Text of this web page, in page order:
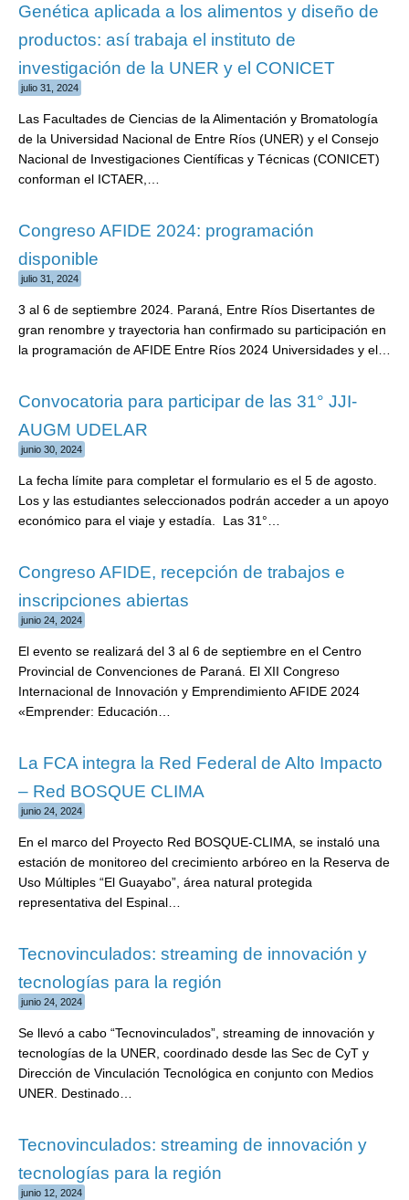
Genética aplicada a los alimentos y diseño de
productos: así trabaja el instituto de
investigación de la UNER y el CONICET
julio 31, 2024
Las Facultades de Ciencias de la Alimentación y Bromatología
de la Universidad Nacional de Entre Ríos (UNER) y el Consejo
Nacional de Investigaciones Científicas y Técnicas (CONICET)
conforman el ICTAER,…
Congreso AFIDE 2024: programación
disponible
julio 31, 2024
3 al 6 de septiembre 2024. Paraná, Entre Ríos Disertantes de
gran renombre y trayectoria han confirmado su participación en
la programación de AFIDE Entre Ríos 2024 Universidades y el…
Convocatoria para participar de las 31° JJI-
AUGM UDELAR
junio 30, 2024
La fecha límite para completar el formulario es el 5 de agosto.
Los y las estudiantes seleccionados podrán acceder a un apoyo
económico para el viaje y estadía. Las 31°…
Congreso AFIDE, recepción de trabajos e
inscripciones abiertas
junio 24, 2024
El evento se realizará del 3 al 6 de septiembre en el Centro
Provincial de Convenciones de Paraná. El XII Congreso
Internacional de Innovación y Emprendimiento AFIDE 2024
«Emprender: Educación…
La FCA integra la Red Federal de Alto Impacto
– Red BOSQUE CLIMA
junio 24, 2024
En el marco del Proyecto Red BOSQUE-CLIMA, se instaló una
estación de monitoreo del crecimiento arbóreo en la Reserva de
Uso Múltiples “El Guayabo”, área natural protegida
representativa del Espinal…
Tecnovinculados: streaming de innovación y
tecnologías para la región
junio 24, 2024
Se llevó a cabo “Tecnovinculados”, streaming de innovación y
tecnologías de la UNER, coordinado desde las Sec de CyT y
Dirección de Vinculación Tecnológica en conjunto con Medios
UNER. Destinado…
Tecnovinculados: streaming de innovación y
tecnologías para la región
junio 12, 2024